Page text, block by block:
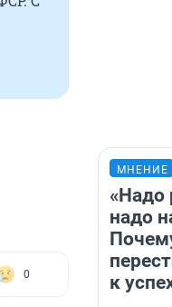
0
МНЕНИЕ
«Надо
надо
к